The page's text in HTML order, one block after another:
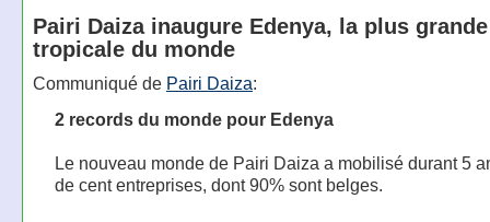
Pairi Daiza inaugure Edenya, la plus
tropicale du monde
Communiqué de Pairi Daiza:
2 records du monde pour Edenya
Le nouveau monde de Pairi Daiza a mobilisé durant 5
de cent entreprises, dont 90% sont belges.